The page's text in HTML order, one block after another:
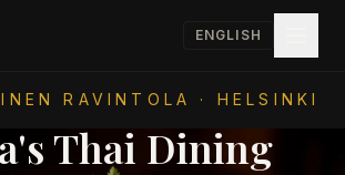
ENGLISH
RAVINTOLA · HELSINKI
Thai Dining